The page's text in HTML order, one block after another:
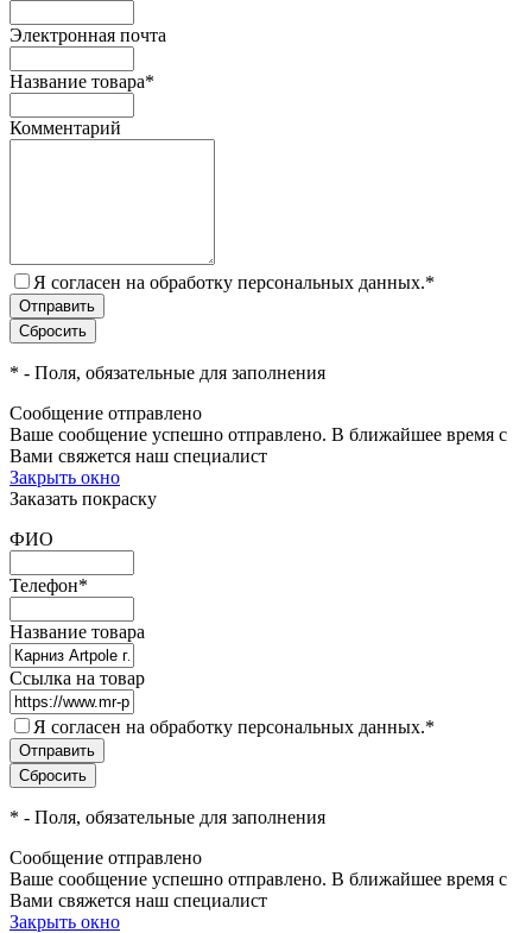
Электронная почта
Название товара*
Комментарий
Я согласен на обработку персональных данных.*
* - Поля, обязательные для заполнения
Сообщение отправлено
Ваше сообщение успешно отправлено. В ближайшее время с
Вами свяжется наш специалист
Закрыть окно
Заказать покраску
ФИО
Телефон*
Название товара
Ссылка на товар
Я согласен на обработку персональных данных.*
* - Поля, обязательные для заполнения
Сообщение отправлено
Ваше сообщение успешно отправлено. В ближайшее время с
Вами свяжется наш специалист
Закрыть окно